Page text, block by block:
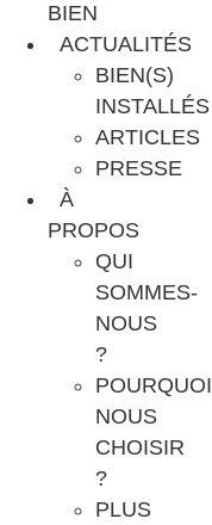
BIEN
ACTUALITÉS
BIEN(S)
INSTALLÉS
ARTICLES
PRESSE
À
PROPOS
QUI
SOMMES-
NOUS
?
POURQUOI
NOUS
CHOISIR
?
PLUS